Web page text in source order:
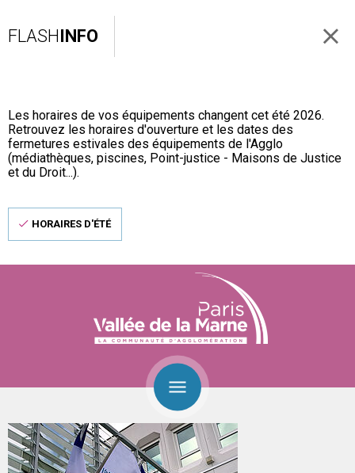
FLASHINFO
Les horaires de vos équipements changent cet été 2026.
Retrouvez les horaires d'ouverture et les dates des
fermetures estivales des équipements de l'Agglo
(médiathèques, piscines, Point-justice - Maisons de Justice
et du Droit...).
HORAIRES D'ÉTÉ